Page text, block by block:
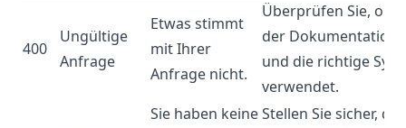
400
Ungültige
Anfrage
Etwas stimmt
mit Ihrer
Anfrage nicht.
Überprüfen Sie, ob
der Dokumentation
und die richtige
verwendet.
Sie haben keineStellen Sie sicher,